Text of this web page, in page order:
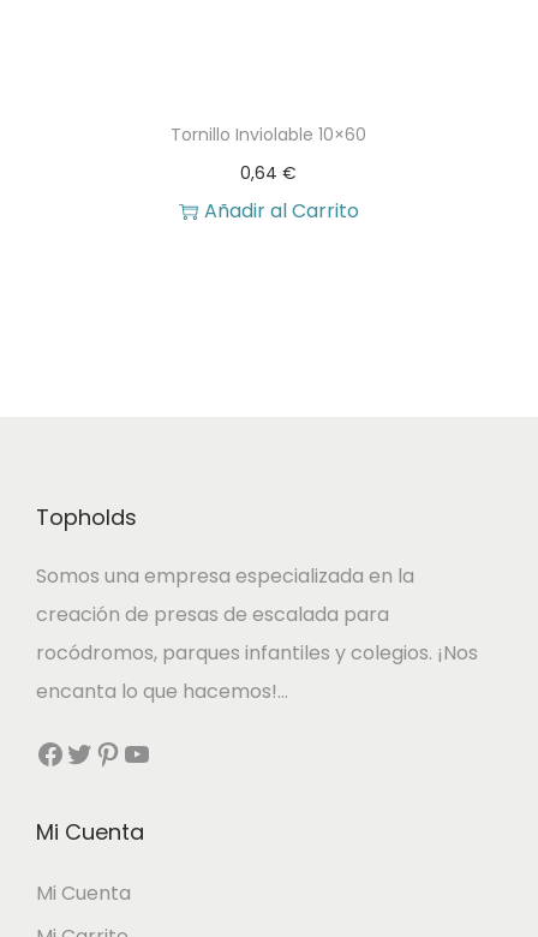
Tornillo Inviolable 10×60
0,64€
Añadir al Carrito
Topholds
Somos una empresa especializada en la
creación de presas de escalada para
rocódromos, parques infantiles y colegios. ¡Nos
encanta lo que hacemos!…
Facebook Twitter Pinterest YouTube
Mi Cuenta
Mi Cuenta